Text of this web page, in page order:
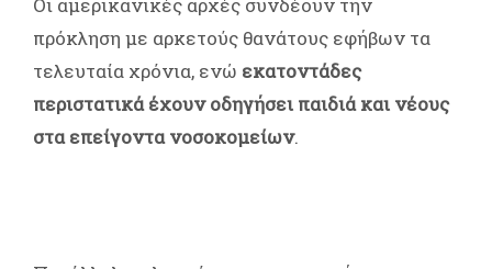
πρόκληση με αρκετούς θανάτους εφήβων τα
τελευταία χρόνια, ενώ εκατοντάδες
περιστατικά έχουν οδηγήσει παιδιά και νέους
στα επείγοντα νοσοκομείων.